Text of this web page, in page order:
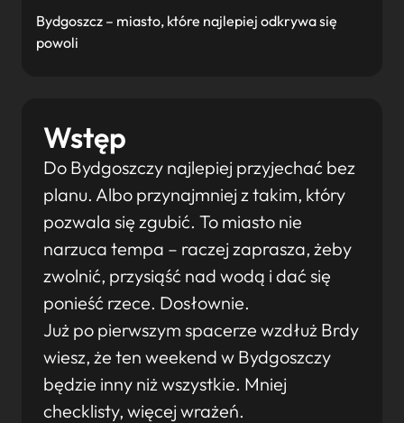
Wstęp
Do Bydgoszczy najlepiej przyjechać bez
planu. Albo przynajmniej z takim, który
pozwala się zgubić. To miasto nie
narzuca tempa – raczej zaprasza, żeby
zwolnić, przysiąść nad wodą i dać się
ponieść rzece. Dosłownie.
Już po pierwszym spacerze wzdłuż Brdy
wiesz, że ten weekend w Bydgoszczy
będzie inny niż wszystkie. Mniej
checklisty, więcej wrażeń.
Bydgoszcz – miasto, które najlepiej odkrywa się
powoli